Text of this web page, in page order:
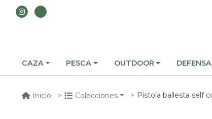
CAZA PESCA OUTDOOR
Inicio Colecciones Pistola ballesta self